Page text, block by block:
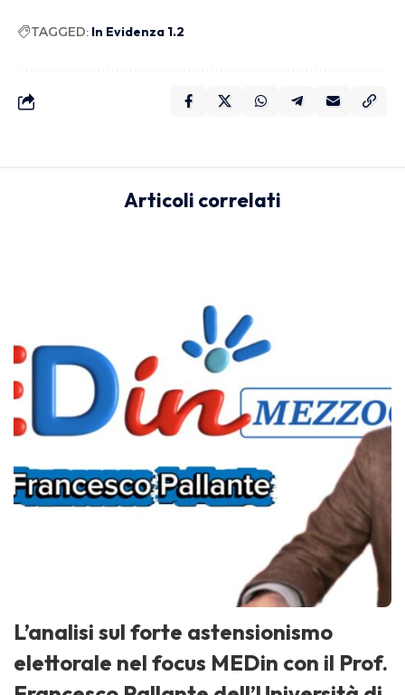
TAGGED: In Evidenza 1.2
Articoli correlati
L’analisi sul forte astensionismo
elettorale nel focus MEDin con il Prof.